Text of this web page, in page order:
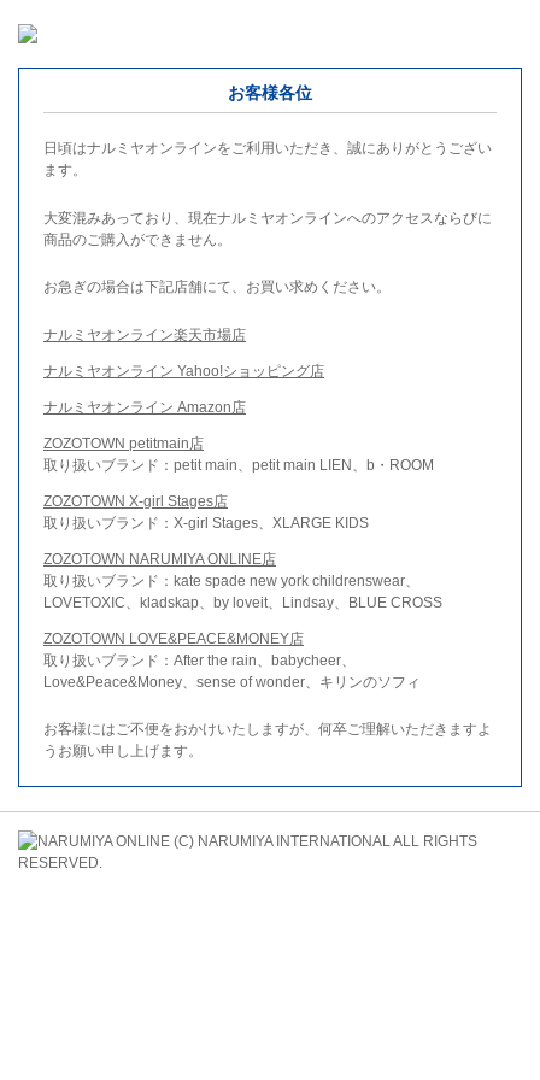
お客様各位
日頃はナルミヤオンラインをご利用いただき、誠にありがとうござい
ます。
大変混みあっており、現在ナルミヤオンラインへのアクセスならびに
商品のご購入ができません。
お急ぎの場合は下記店舗にて、お買い求めください。
ナルミヤオンライン楽天市場店
ナルミヤオンライン Yahoo!ショッピング店
ナルミヤオンライン Amazon店
ZOZOTOWN petitmain店
取り扱いブランド：petit main、petit main LIEN、b・ROOM
ZOZOTOWN X-girl Stages店
取り扱いブランド：X-girl Stages、XLARGE KIDS
ZOZOTOWN NARUMIYA ONLINE店
取り扱いブランド：kate spade new york childrenswear、
LOVETOXIC、kladskap、by loveit、Lindsay、BLUE CROSS
ZOZOTOWN LOVE&PEACE&MONEY店
取り扱いブランド：After the rain、babycheer、
Love&Peace&Money、sense of wonder、キリンのソフィ
お客様にはご不便をおかけいたしますが、何卒ご理解いただきますよ
うお願い申し上げます。